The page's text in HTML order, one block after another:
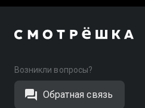
Возникли вопросы?
Обратная связь